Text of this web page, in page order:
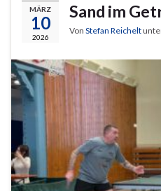
MÄRZ
10
2026
Sand im
Von Stefan Reichelt